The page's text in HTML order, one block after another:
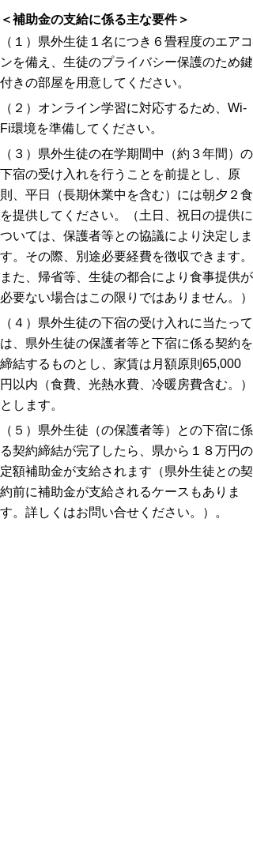
＜補助金の支給に係る主な要件＞
（１）県外生徒１名につき６畳程度のエアコ
ンを備え、生徒のプライバシー保護のため鍵
付きの部屋を用意してください。
（２）オンライン学習に対応するため、Wi-
Fi環境を準備してください。
（３）県外生徒の在学期間中（約３年間）の
下宿の受け入れを行うことを前提とし、原
則、平日（長期休業中を含む）には朝夕２食
を提供してください。（土日、祝日の提供に
ついては、保護者等との協議により決定しま
す。その際、別途必要経費を徴収できます。
また、帰省等、生徒の都合により食事提供が
必要ない場合はこの限りではありません。）
（４）県外生徒の下宿の受け入れに当たって
は、県外生徒の保護者等と下宿に係る契約を
締結するものとし、家賃は月額原則65,000
円以内（食費、光熱水費、冷暖房費含む。
）
とします。
（５）県外生徒（の保護者等）との下宿に係
る契約締結が完了したら、県から１８万円の
定額補助金が支給されます（県外生徒との契
約前に補助金が支給されるケースもありま
す。詳しくはお問い合せください。）。